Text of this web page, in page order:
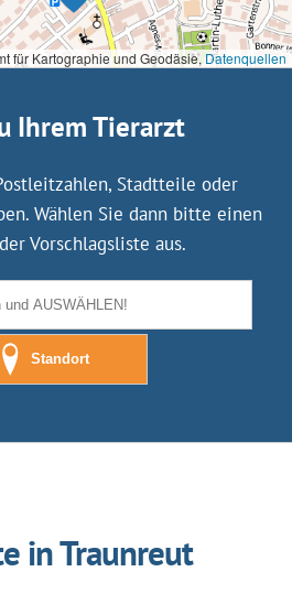
für Kartographie und Geodäsie, Datenquellen
Ihrem Tierarzt
Stadtteile oder
Wählen Sie dann bitte einen
Vorschlagsliste aus.
Standort
in Traunreut